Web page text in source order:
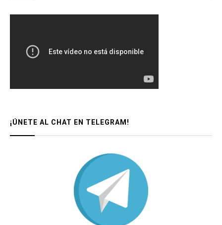
¡ÚNETE AL CHAT EN TELEGRAM!